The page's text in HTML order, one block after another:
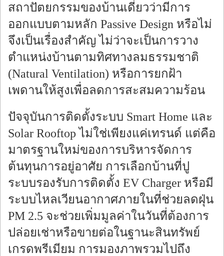
สถาปัตยกรรมของบ้านเดี่ยวว่ามีการ
ออกแบบตามหลัก Passive Design หรือไม่
จึงเป็นเรื่องสำคัญ ไม่ว่าจะเป็นการวาง
ตำแหน่งบ้านตามทิศทางลมธรรมชาติ
(Natural Ventilation) หรือการยกฝ้า
เพดานให้สูงเพื่อลดการสะสมความร้อน
ปัจจุบันการติดตั้งระบบ Smart Home และ
Solar Rooftop ไม่ใช่เพียงแค่เทรนด์ แต่คือ
มาตรฐานใหม่ของการบริหารจัดการ
ต้นทุนการอยู่อาศัย การเลือกบ้านที่ปู
ระบบรองรับการติดตั้ง EV Charger หรือมี
ระบบไหลเวียนอากาศภายในที่ช่วยลดฝุ่น
PM 2.5 จะช่วยเพิ่มมูลค่าในวันที่ต้องการ
ปล่อยเช่าหรือขายต่อในฐานะสินทรัพย์
เกรดพรีเมียม การมองภาพรวมไปถึง